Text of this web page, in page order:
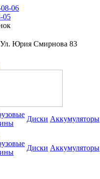
06
05
Ул. Юрия Смирнова 83
Диски Аккумуляторы
Диски Аккумуляторы